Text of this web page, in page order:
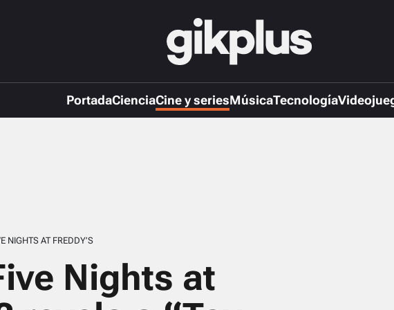
PortadaCienciaCine y seriesMúsicaTecnología
NIGHTS AT FREDDY’S
Nights at